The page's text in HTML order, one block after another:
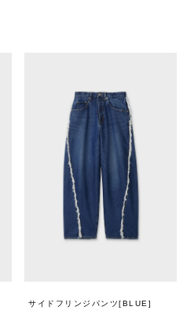
サイドフリンジパンツ[BLUE]